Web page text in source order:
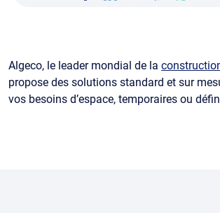
Algeco, le leader mondial de la
propose des solutions standard et sur
vos besoins d’espace, temporaires ou